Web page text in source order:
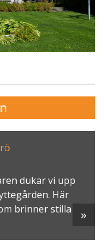
dukar vi upp
Här
brinner stilla
»